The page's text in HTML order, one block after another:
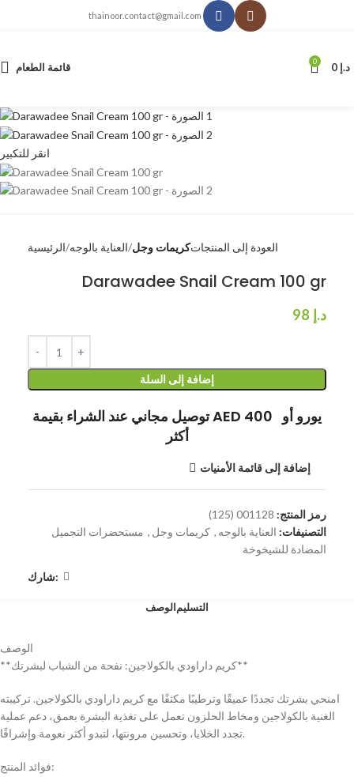
thainoor.contact@gmail.com
قائمة الطعام 0 د.إ
انقر للتكبير
الرئيسية العناية بالوجه كريمات وجلالعودة إلى المنتجات
Darawadee Snail Cream 100 gr
د.إ
إضافة إلى السلة
توصيل مجاني عند الشراء بقيمة AED 400 يورو أو
أكثر
إضافة إلى قائمة الأمنيات
رمز المنتج: 001128 (125)
التصنيفات: العناية بالوجه , كريمات وجل , مستحضرات التجميل
المضادة للشيخوخة
شارك:
الوصفالتسليم
الوصف
**كريم داراودي بالكولاجين: نفحة من الشباب لبشرتك**
امنحي بشرتك تجددًا عميقًا وترطيبًا مكثفًا مع كريم داراودي بالكولاجين. تركيبته
الغنية بالكولاجين ومخاط الحلزون تعمل على تغذية البشرة بعمق، دعم عملية
تجدد الخلايا، وتحسين مرونتها، لتبدو أكثر نعومة وإشراقًا.
فوائد المنتج: